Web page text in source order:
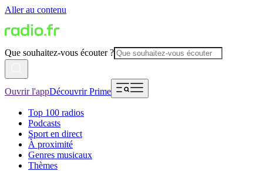
Aller au contenu
Que souhaitez-vous écouter ?
Ouvrir l'appDécouvrir Prime
Top 100 radios
Podcasts
Sport en direct
À proximité
Genres musicaux
Thèmes